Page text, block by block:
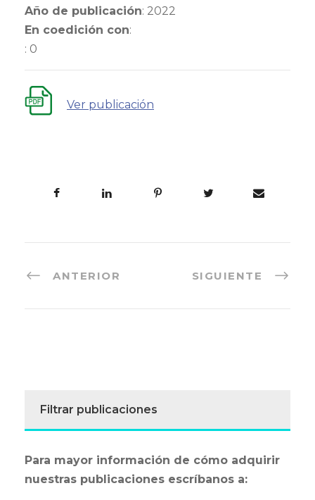
Año de publicación: 2022
En coedición con:
: 0
Ver publicación
ANTERIOR SIGUIENTE
Filtrar publicaciones
Para mayor información de cómo adquirir
nuestras publicaciones escríbanos a: